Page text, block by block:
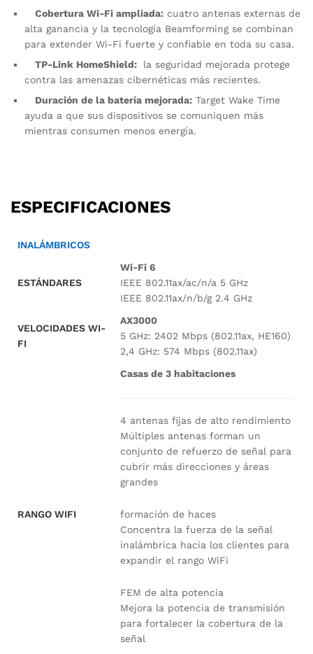
Cobertura Wi-Fi ampliada: cuatro antenas externas de
alta ganancia y la tecnología Beamforming se combinan
para extender Wi-Fi fuerte y confiable en toda su casa.
TP-Link HomeShield:
la seguridad mejorada protege
contra las amenazas cibernéticas más recientes.
Duración de la batería mejorada: Target Wake Time
ayuda a que sus dispositivos se comuniquen más
mientras consumen menos energía.
ESPECIFICACIONES
INALÁMBRICOS
ESTÁNDARES
Wi-Fi 6
IEEE 802.11ax/ac/n/a 5 GHz
IEEE 802.11ax/n/b/g 2.4 GHz
VELOCIDADES WI-
FI
AX3000
5 GHz: 2402 Mbps (802.11ax, HE160)
2,4 GHz: 574 Mbps (802.11ax)
RANGO WIFI
Casas de 3 habitaciones
4 antenas fijas de alto rendimiento
Múltiples antenas forman un
conjunto de refuerzo de señal para
cubrir más direcciones y áreas
grandes
formación de haces
Concentra la fuerza de la señal
inalámbrica hacia los clientes para
expandir el rango WiFi
FEM de alta potencia
Mejora la potencia de transmisión
para fortalecer la cobertura de la
señal